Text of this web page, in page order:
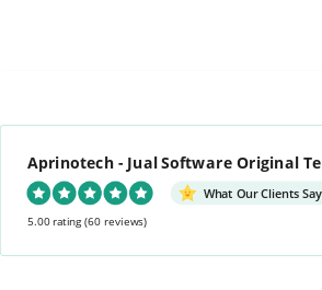
Aprinotech - Jual Software Original
What Our Clients Say
5.00 rating(60 reviews)